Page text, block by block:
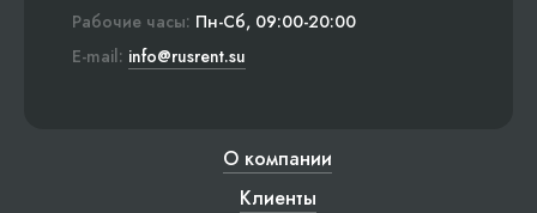
Рабочие часы: Пн-Сб, 09:00-20:00
E-mail: info@rusrent.su
О компании
Клиенты